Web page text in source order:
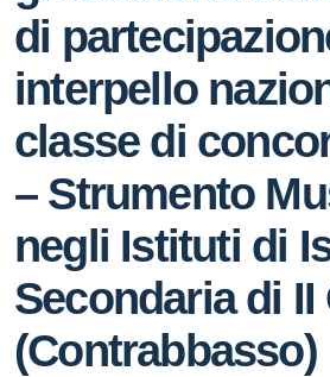
di
interpello
classe di
– Strumento
negli Istituti di
Secondaria di II
(Contrabbasso)